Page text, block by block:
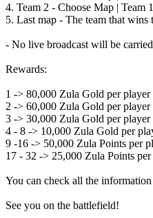
Игра
Внутриигровые
События
Hовости
Медиа
Pуководство
Форум
4. Team 2 - Choose Map | Team
5. Last map - The team that wins
- No live broadcast will be
Rewards:
1 -> 80,000 Zula Gold per player
2 -> 60,000 Zula Gold per player
3 -> 30,000 Zula Gold per player
4 - 8 -> 10,000 Zula Gold per
9 -16 -> 50,000 Zula Points per
17 - 32 -> 25,000 Zula Points
You can check all the information
See you on the battlefield!